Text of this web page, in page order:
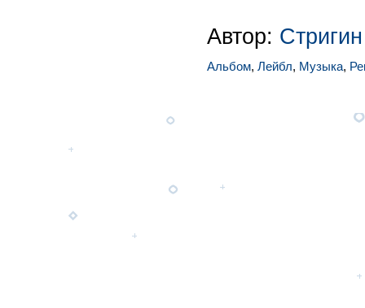
Автор:
Альбом, Лейбл, Музыка,